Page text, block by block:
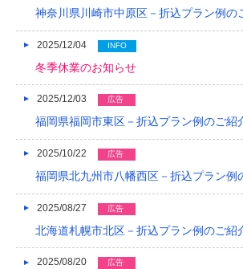
2018/03
2018/01
2017/12
2017/11
2017/10
2017/07
神奈川県川崎市中原区－折込プラン例の
2025/12/04 INFO
冬季休業のお知らせ
2025/12/03 広告
福岡県福岡市東区－折込プラン例のご紹
2025/10/22 広告
福岡県北九州市八幡西区－折込プラン例
2025/08/27 広告
北海道札幌市北区－折込プラン例のご紹
2025/08/20 広告